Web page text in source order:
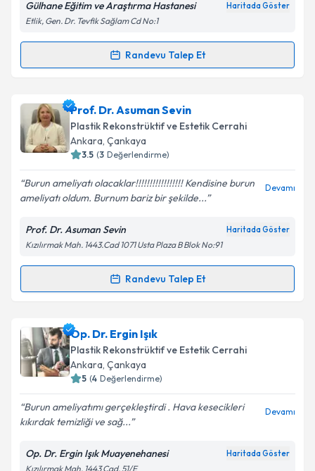
Kişisel verilerimin işlenmesine ilişkin
Aydınlatma
Metni'ni okudum ve kişisel verilerimin belirtilen
kapsamda işlenmesini kabul ediyorum.
Gülhane Eğitim ve Araştırma Hastanesi Haritada Göster
Etlik, Gen. Dr. Tevfik Sağlam Cd No:1
Randevu Talep Et
Randevu Takvimi Talebi
Dr. İbrahim Eceiçin randevu takvimi talebi oluşturun.
Size bu uzmandan randevu almanız için bir takvim
hazırlandığında e-posta ile bilgilendireceğiz.
Kişisel verilerimin işlenmesine ilişkin
Aydınlatma
Metni'ni okudum ve kişisel verilerimin belirtilen
kapsamda işlenmesini kabul ediyorum.
Prof. Dr. Asuman Sevin
Plastik Rekonstrüktif ve Estetik Cerrahi
Ankara, Çankaya
3.5 (3 Değerlendirme)
Burun ameliyatı olacaklar!!!!!!!!!!!!!!!!! Kendisine burun
ameliyatı oldum. Burnum bariz bir şekilde...
Devamı
Prof. Dr. Asuman Sevin Haritada Göster
Kızılırmak Mah. 1443.Cad 1071 Usta Plaza B Blok No:91
Randevu Talep Et
Randevu Takvimi Talebi
Prof. Dr. Asuman Sevin
oluşturun. Size bu uzmandan randevu almanız için bir
takvim hazırlandığında e-posta ile bilgilendireceğiz.
Kişisel verilerimin işlenmesine ilişkin
Aydınlatma
Op. Dr. Ergin Işık
Plastik Rekonstrüktif ve Estetik Cerrahi
Ankara, Çankaya
5 (4 Değerlendirme)
Burun ameliyatımı gerçekleştirdi . Hava kesecikleri
kıkırdak temizliği ve sağ...
Devamı
Op. Dr. Ergin Işık Muayenehanesi Haritada Göster
Kızılırmak Mah. 1443 Cad. 51/E